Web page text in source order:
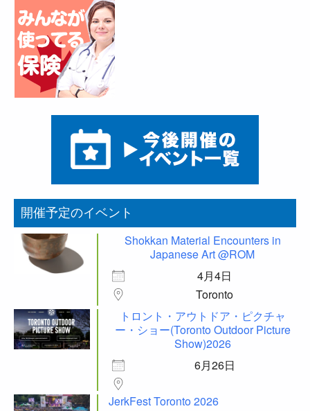
開催予定のイベント
Shokkan Material Encounters in
Japanese Art @ROM
4月4日
Toronto
トロント・アウトドア・ピクチャ
ー・ショー(Toronto Outdoor Picture
Show)2026
6月26日
JerkFest Toronto 2026